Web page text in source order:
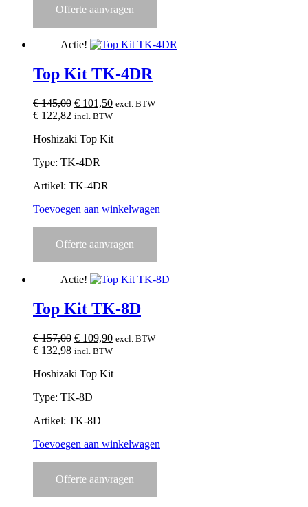
Offerte aanvragen
Actie!
Top Kit TK-4DR
€145,00 Oorspronkelijke
prijs
€ 145,00.
€ 101,50Huidige
prijs
€ 101,50.
excl. BTW
€ 122,82 incl. BTW
Hoshizaki Top Kit
Type: TK-4DR
Artikel: TK-4DR
Toevoegen aan winkelwagen
Offerte aanvragen
Actie!
Top Kit TK-8D
€157,00 Oorspronkelijke
prijs
€ 157,00.
€ 109,90Huidige
prijs
€ 109,90.
excl. BTW
€ 132,98 incl. BTW
Hoshizaki Top Kit
Type: TK-8D
Artikel: TK-8D
Toevoegen aan winkelwagen
Offerte aanvragen